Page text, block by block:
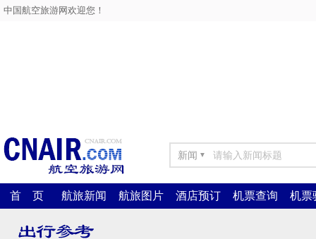
中国航空旅游网欢迎您！
新闻 ▼
首 页 航旅新闻 航旅图片 酒店预订 机票查询 机票